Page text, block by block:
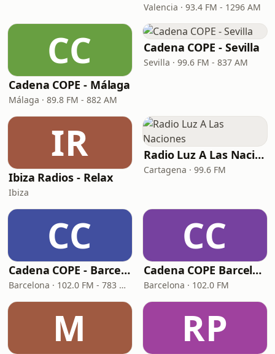
Valencia · 93.4 FM - 1296 AM
CC
Cadena COPE - Málaga
Málaga · 89.8 FM - 882 AM
Cadena COPE - Sevilla
Sevilla · 99.6 FM - 837 AM
IR
Ibiza Radios - Relax
Ibiza
Radio Luz A Las Naciones
Cartagena · 99.6 FM
CC
Cadena COPE - Barcelona
Barcelona · 102.0 FM - 783 OM - DAB 9D
CC
Cadena COPE Barcelona
Barcelona · 102.0 FM
M RP